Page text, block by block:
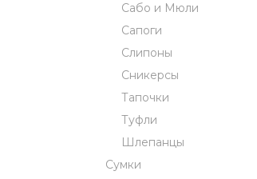
Сабо и Мюли
Сапоги
Слипоны
Сникерсы
Тапочки
Туфли
Шлепанцы
Cумки